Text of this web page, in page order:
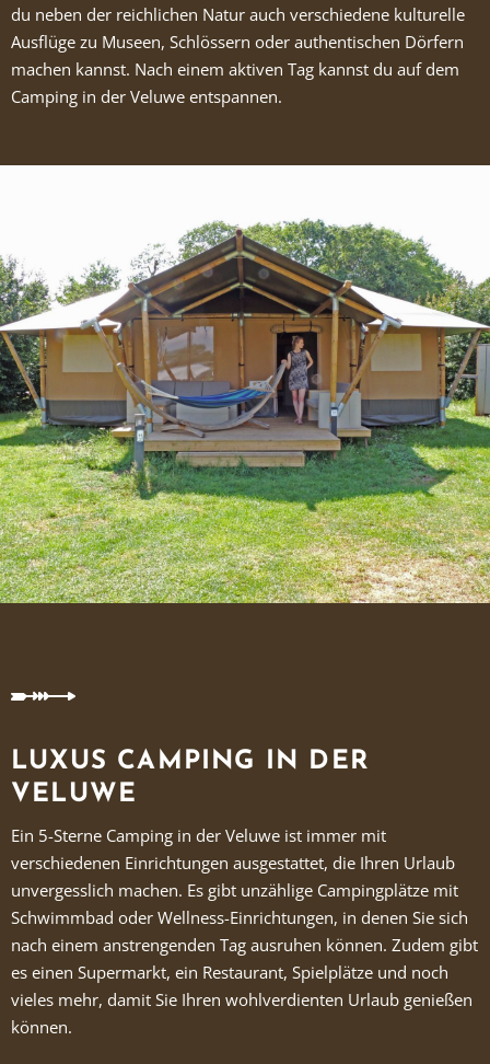
du neben der reichlichen Natur auch verschiedene kulturelle
Ausflüge zu Museen, Schlössern oder authentischen Dörfern
machen kannst. Nach einem aktiven Tag kannst du auf dem
Camping in der Veluwe entspannen.
LUXUS CAMPING IN DER
VELUWE
Ein 5-Sterne Camping in der Veluwe ist immer mit
verschiedenen Einrichtungen ausgestattet, die Ihren Urlaub
unvergesslich machen. Es gibt unzählige Campingplätze mit
Schwimmbad oder Wellness-Einrichtungen, in denen Sie sich
nach einem anstrengenden Tag ausruhen können. Zudem gibt
es einen Supermarkt, ein Restaurant, Spielplätze und noch
vieles mehr, damit Sie Ihren wohlverdienten Urlaub genießen
können.